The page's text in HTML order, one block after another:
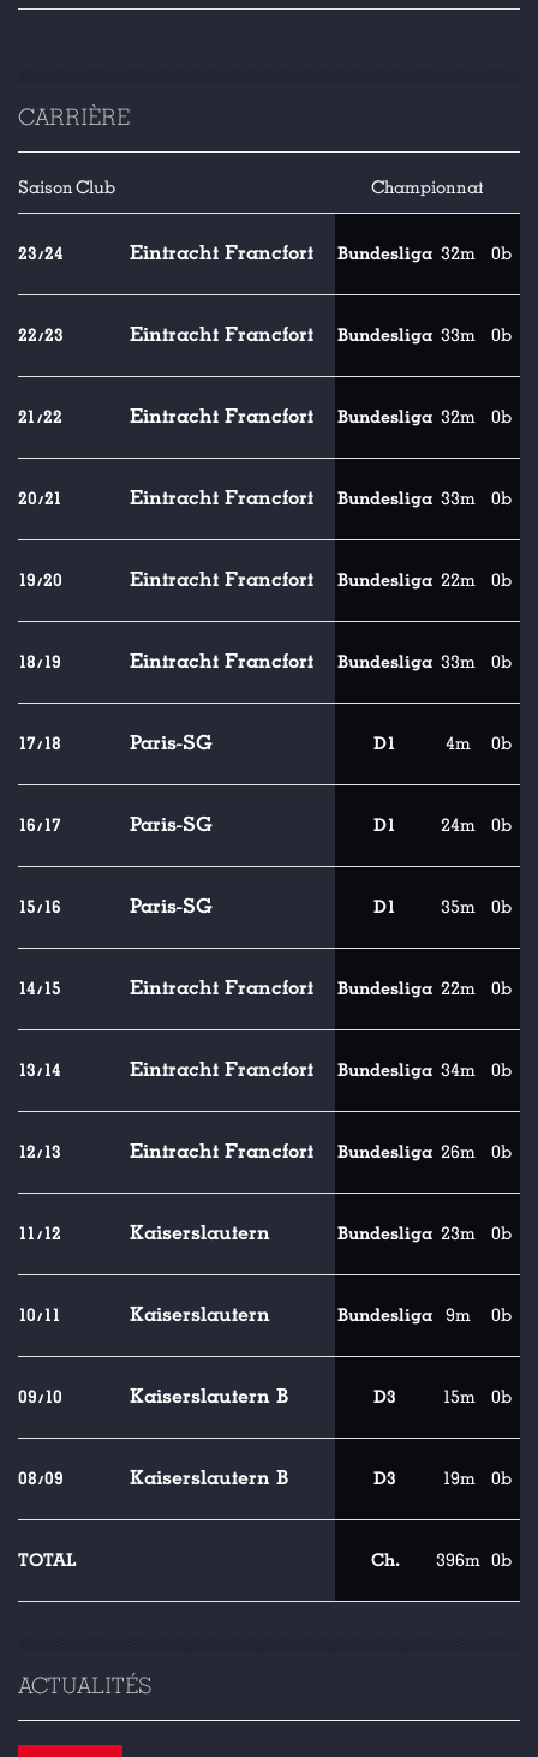
CARRIÈRE
SaisonClub Championnat
23/24 Eintracht Francfort Bundesliga 32m 0b
22/23 Eintracht Francfort Bundesliga 33m 0b
21/22 Eintracht Francfort Bundesliga 32m 0b
20/21 Eintracht Francfort Bundesliga 33m 0b
19/20 Eintracht Francfort Bundesliga 22m 0b
18/19 Eintracht Francfort Bundesliga 33m 0b
17/18 Paris-SG D1 4m 0b
16/17 Paris-SG D1 24m 0b
15/16 Paris-SG D1 35m 0b
14/15 Eintracht Francfort Bundesliga 22m 0b
13/14 Eintracht Francfort Bundesliga 34m 0b
12/13 Eintracht Francfort Bundesliga 26m 0b
11/12 Kaiserslautern Bundesliga 23m 0b
10/11 Kaiserslautern Bundesliga 9m 0b
09/10 Kaiserslautern B D3 15m 0b
08/09 Kaiserslautern B D3 19m 0b
TOTAL Ch. 396m 0b
ACTUALITÉS